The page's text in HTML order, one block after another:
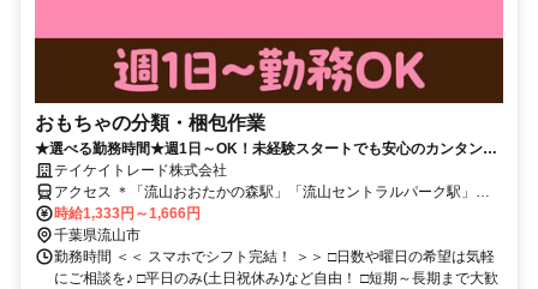
おもちゃの分類・梱包作業
★選べる勤務時間★週1日～OK！未経験スタートでも安心のカンタン軽
作業♪【WEB登録会実施中】
テイケイトレード株式会社
アクセス ＊「流山おおたかの森駅」「流山セントラルパーク駅」～
徒歩圏内 ＜WEB登録会実施中！＞
時給1,333円～1,666円
千葉県流山市
勤務時間 ＜＜ スマホでシフト完結！ ＞＞ □日数や曜日の希望は気軽
にご相談を♪ □平日のみ(土日祝休み)など自由！ □短期～長期まで大歓